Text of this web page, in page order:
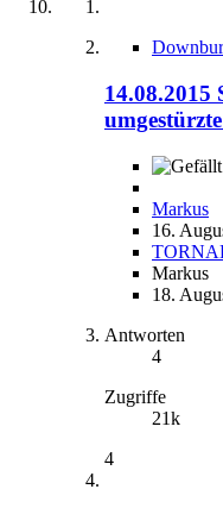
14.08.2015
Markus
16.
Markus
18.
Antworten
4
Zugriffe
21k
4